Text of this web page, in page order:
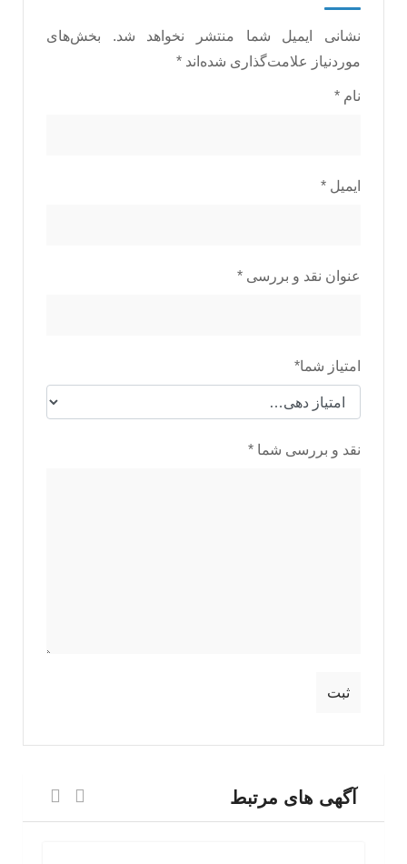
نشانی ایمیل شما منتشر نخواهد شد.
بخش‌های
موردنیاز علامت‌گذاری شده‌اند *
نام *
ایمیل *
عنوان نقد و بررسی *
امتیاز شما*
نقد و بررسی شما *
آگهی های مرتبط